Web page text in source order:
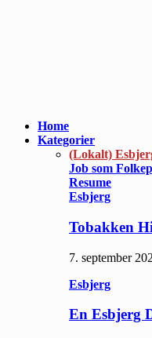
Home
Kategorier
(Lokalt)
Job som
Resume
Esbjerg
Tobakken
7. september
Esbjerg
En Esbjerg